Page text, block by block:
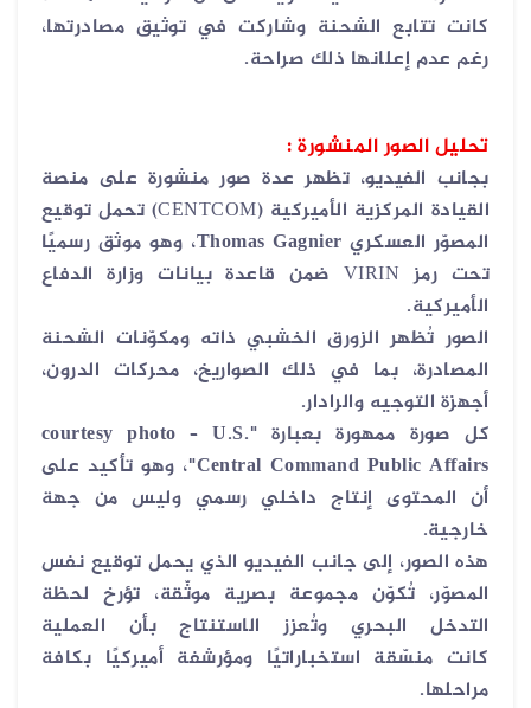
كانت تتابع الشحنة وشاركت في توثيق مصادرتها،
رغم عدم إعلانها ذلك صراحة.
تحليل الصور المنشورة :
بجانب الفيديو، تظهر عدة صور منشورة على منصة
القيادة المركزية الأميركية (CENTCOM)
تحمل توقيع
المصوّر العسكري Thomas Gagnier، وهو موثق رسميًا
تحت رمزVIRIN
ضمن قاعدة بيانات وزارة الدفاع
الأميركية.
الصور تُظهر الزورق الخشبي ذاته ومكوّنات الشحنة
المصادرة، بما في ذلك الصواريخ، محركات الدرون،
أجهزة التوجيه والرادار.
كل صورة ممهورة بعبارة
"courtesy photo – U.S.
Central Command Public Affairs" ، وهو تأكيد على
أن المحتوى إنتاج داخلي رسمي وليس من جهة
خارجية.
هذه الصور، إلى جانب الفيديو الذي يحمل توقيع نفس
المصوّر، تُكوّن مجموعة بصرية موثّقة، تؤرخ لحظة
التدخل البحري وتُعزز الاستنتاج بأن العملية
كانت منسّقة استخباراتيًا ومؤرشفة أميركيًا بكافة
مراحلها.